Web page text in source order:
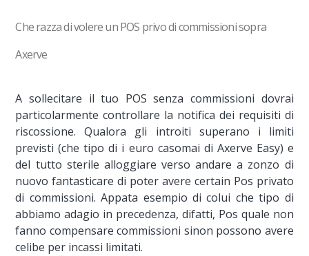
Che razza di volere un POS privo di commissioni sopra
Axerve
A sollecitare il tuo POS senza commissioni dovrai
particolarmente controllare la notifica dei requisiti di
riscossione. Qualora gli introiti superano i limiti
previsti (che tipo di i euro casomai di Axerve Easy) e
del tutto sterile alloggiare verso andare a zonzo di
nuovo fantasticare di poter avere certain Pos privato
di commissioni. Appata esempio di colui che tipo di
abbiamo adagio in precedenza, difatti, Pos quale non
fanno compensare commissioni sinon possono avere
celibe per incassi limitati.